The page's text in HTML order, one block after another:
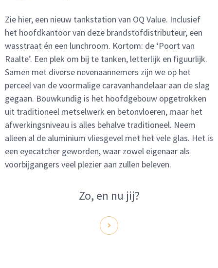
Zie hier, een nieuw tankstation van OQ Value. Inclusief
het hoofdkantoor van deze brandstofdistributeur, een
wasstraat én een lunchroom. Kortom: de ‘Poort van
Raalte’. Een plek om bij te tanken, letterlijk en figuurlijk.
Samen met diverse nevenaannemers zijn we op het
perceel van de voormalige caravanhandelaar aan de slag
gegaan. Bouwkundig is het hoofdgebouw opgetrokken
uit traditioneel metselwerk en betonvloeren, maar het
afwerkingsniveau is alles behalve traditioneel. Neem
alleen al de aluminium vliesgevel met het vele glas. Het is
een eyecatcher geworden, waar zowel eigenaar als
voorbijgangers veel plezier aan zullen beleven.
Zo, en nu jij?